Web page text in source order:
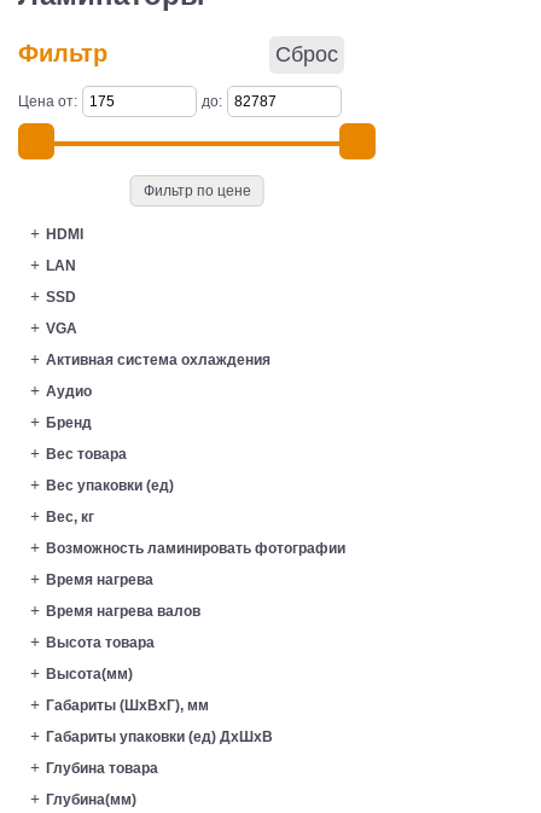
Фильтр Сброс
Цена от: до:
Фильтр по цене
HDMI
LAN
SSD
VGA
Активная система охлаждения
Аудио
Бренд
Вес товара
Вес упаковки (ед)
Вес, кг
Возможность ламинировать фотографии
Время нагрева
Время нагрева валов
Высота товара
Высота(мм)
Габариты (ШxВxГ), мм
Габариты упаковки (ед) ДхШхВ
Глубина товара
Глубина(мм)